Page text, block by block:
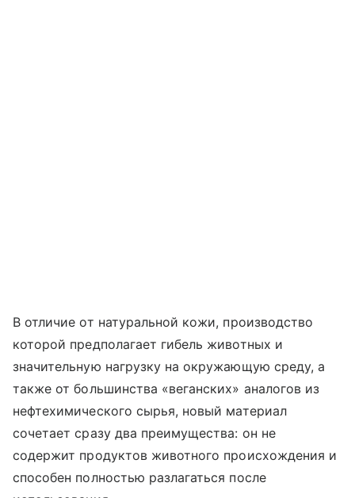
В отличие от натуральной кожи, производство
которой предполагает гибель животных и
значительную нагрузку на окружающую среду, а
также от большинства «веганских» аналогов из
нефтехимического сырья, новый материал
сочетает сразу два преимущества: он не
содержит продуктов животного происхождения и
способен полностью разлагаться после